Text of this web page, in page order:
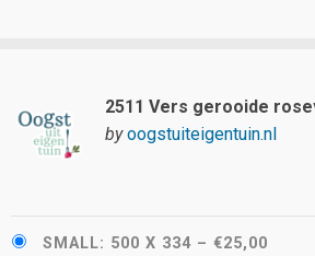
2511 Vers gerooide
by oogstuiteigentuin.nl
SMALL: 500 X 334 – €25,00